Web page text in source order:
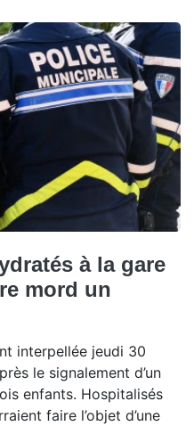
à la gare
mord un
interpellée jeudi 30
le signalement d’un
enfants. Hospitalisés
faire l’objet d’une